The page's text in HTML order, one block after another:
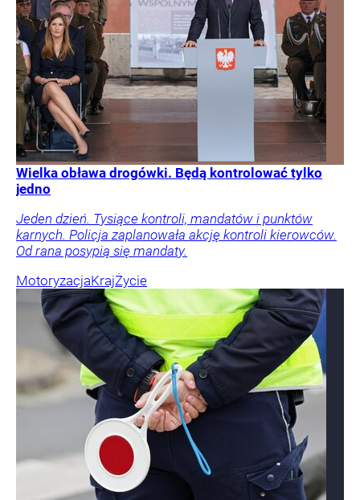
Wielka obława drogówki. Będą kontrolować tylko
jedno
Jeden dzień. Tysiące kontroli, mandatów i punktów
karnych. Policja zaplanowała akcję kontroli kierowców.
Od rana posypią się mandaty.
MotoryzacjaKrajŻycie